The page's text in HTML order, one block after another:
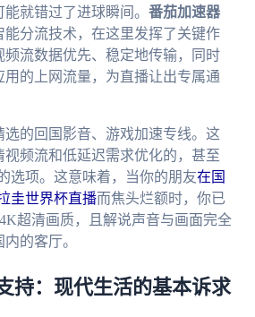
就错过了进球瞬间。 番茄加速器
能分流技术，在这里发挥了关键作
频流数据优先、稳定地传输，同时
的上网流量，为直播让出专属通
选的回国影音、游戏加速专线。这
频流和低延迟需求优化的，甚至
选项。这意味着，当你的朋友在国
圭世界杯直播而焦头烂额时，你已
超清画质，且解说声音与画面完全
的客厅。
持：现代生活的基本诉求